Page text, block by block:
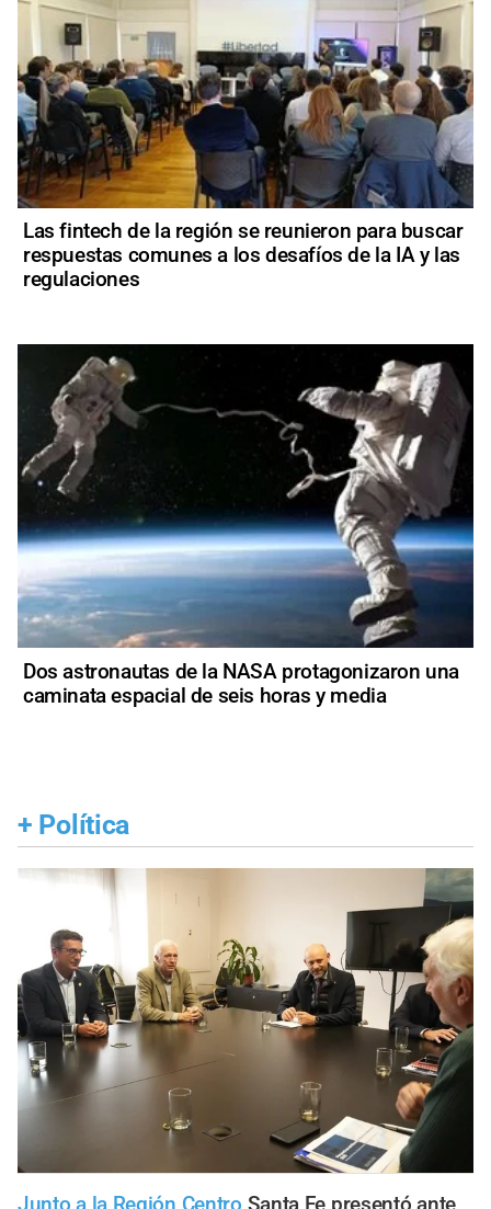
Las fintech de la región se reunieron para buscar
respuestas comunes a los desafíos de la IA y las
regulaciones
Dos astronautas de la NASA protagonizaron una
caminata espacial de seis horas y media
+ Política
Junto a la Región Centro Santa Fe presentó ante